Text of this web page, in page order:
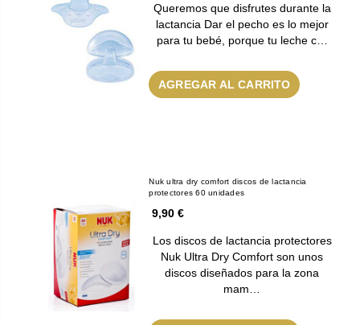
Queremos que disfrutes durante la
lactancia Dar el pecho es lo mejor
para tu bebé, porque tu leche c…
AGREGAR AL CARRITO
Nuk ultra dry comfort discos de lactancia
protectores 60 unidades
9,90 €
Los discos de lactancia protectores
Nuk Ultra Dry Comfort son unos
discos diseñados para la zona
mam…